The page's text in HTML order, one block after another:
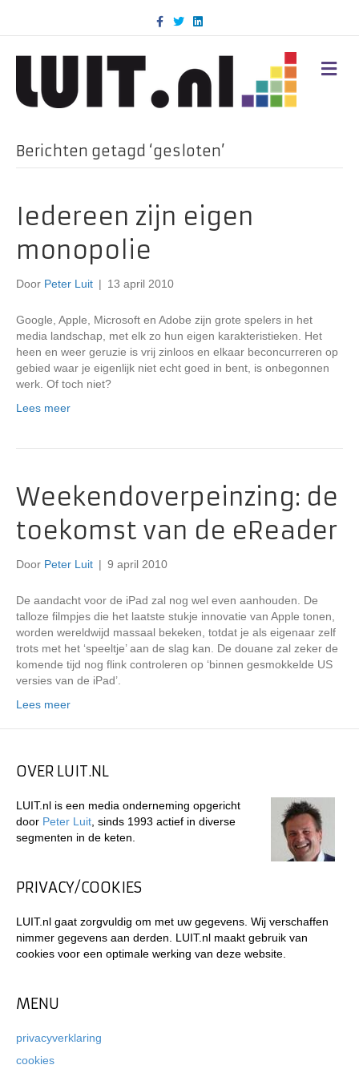
c
k
T
w
i
n
d
M
E
Berichten getagd ‘gesloten’
Iedereen zijn eigen
monopolie
Door Peter Luit | 13 april 2010
Google, Apple, Microsoft en Adobe zijn grote spelers in het
media landschap, met elk zo hun eigen karakteristieken. Het
heen en weer geruzie is vrij zinloos en elkaar beconcurreren op
gebied waar je eigenlijk niet echt goed in bent, is onbegonnen
werk. Of toch niet?
Lees meer
Weekendoverpeinzing: de
toekomst van de eReader
Door Peter Luit | 9 april 2010
De aandacht voor de iPad zal nog wel even aanhouden. De
talloze filmpjes die het laatste stukje innovatie van Apple tonen,
worden wereldwijd massaal bekeken, totdat je als eigenaar zelf
trots met het ‘speeltje’ aan de slag kan. De douane zal zeker de
komende tijd nog flink controleren op ‘binnen gesmokkelde US
versies van de iPad’.
Lees meer
OVER LUIT.NL
LUIT.nl is een media onderneming opgericht
door Peter Luit , sinds 1993 actief in diverse
segmenten in de keten.
PRIVACY/COOKIES
LUIT.nl gaat zorgvuldig om met uw gegevens. Wij verschaffen
nimmer gegevens aan derden. LUIT.nl maakt gebruik van
cookies voor een optimale werking van deze website.
MENU
privacyverklaring
cookies